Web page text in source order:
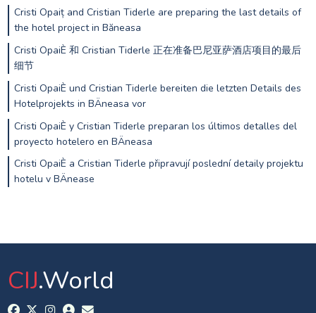
Cristi Opaiț and Cristian Tiderle are preparing the last details of
the hotel project in Băneasa
Cristi OpaiÈ 和 Cristian Tiderle 正在准备巴尼亚萨酒店项目的最后
细节
Cristi OpaiÈ und Cristian Tiderle bereiten die letzten Details des
Hotelprojekts in BÄneasa vor
Cristi OpaiÈ y Cristian Tiderle preparan los últimos detalles del
proyecto hotelero en BÄneasa
Cristi OpaiÈ a Cristian Tiderle připravují poslední detaily projektu
hotelu v BÄnease
CIJ.World